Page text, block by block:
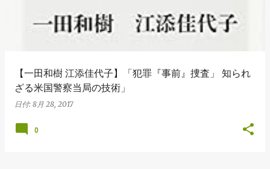
【一田和樹 江添佳代子】「犯罪『事前』捜査」 知られ
ざる米国警察当局の技術」
日付: 8月 28, 2017
0